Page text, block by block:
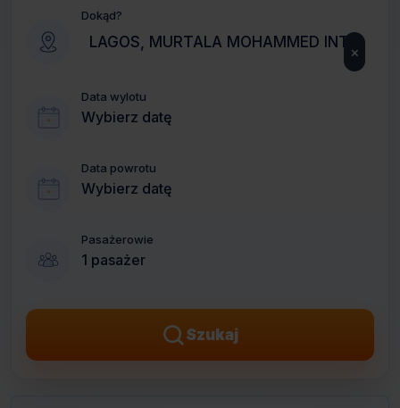
Dokąd?
×
Data wylotu
Wybierz datę
Data powrotu
Wybierz datę
Pasażerowie
1 pasażer
Szukaj